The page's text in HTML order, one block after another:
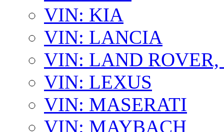
VIN: KIA
VIN: LANCIA
VIN: LAND ROVER,
VIN: LEXUS
VIN: MASERATI
VIN: MAYBACH